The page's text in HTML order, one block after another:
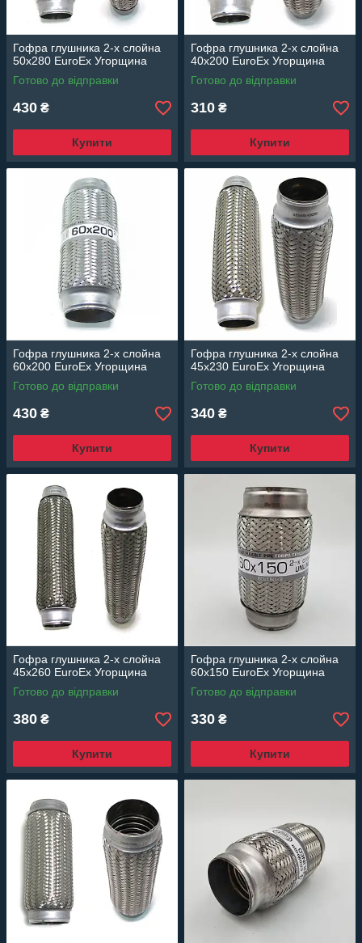
Гофра глушника 2-х слойна
50x280 EuroEx Угорщина
Готово до відправки
430 ₴
Купити
Гофра глушника 2-х слойна
40x200 EuroEx Угорщина
Готово до відправки
310 ₴
Купити
Гофра глушника 2-х слойна
60x200 EuroEx Угорщина
Готово до відправки
430 ₴
Купити
Гофра глушника 2-х слойна
45x230 EuroEx Угорщина
Готово до відправки
340 ₴
Купити
Гофра глушника 2-х слойна
45x260 EuroEx Угорщина
Готово до відправки
380 ₴
Купити
Гофра глушника 2-х слойна
60x150 EuroEx Угорщина
Готово до відправки
330 ₴
Купити